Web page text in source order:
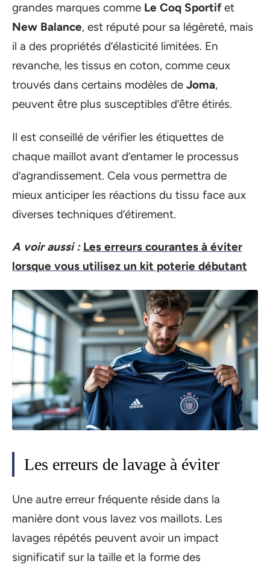
grandes marques comme Le Coq Sportifet
New Balance, est réputé pour sa légèreté, mais
il a des propriétés d’élasticité limitées. En
revanche, les tissus en coton, comme ceux
trouvés dans certains modèles de Joma,
peuvent être plus susceptibles d’être étirés.
Il est conseillé de vérifier les étiquettes de
chaque maillot avant d’entamer le processus
d’agrandissement. Cela vous permettra de
mieux anticiper les réactions du tissu face aux
diverses techniques d’étirement.
A voir aussi : Les erreurs courantes à éviter
lorsque vous utilisez un kit poterie débutant
Les erreurs de lavage à éviter
Une autre erreur fréquente réside dans la
manière dont vous lavez vos maillots. Les
lavages répétés peuvent avoir un impact
significatif sur la taille et la forme des